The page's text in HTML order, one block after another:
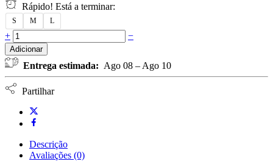
Rápido! Está a terminar:
S M L
+ −
Adicionar
Entrega estimada: Ago 08 – Ago 10
Partilhar
Descrição
Avaliações (0)